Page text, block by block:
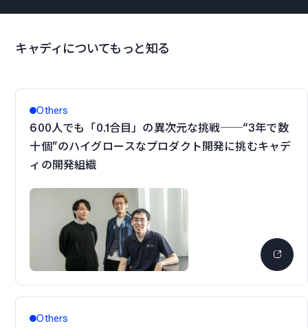
キャディについてもっと知る
Others
600人でも「0.1合目」の異次元な挑戦──“3年で数
十個”のハイグロースなプロダクト開発に挑むキャデ
ィの開発組織
Others